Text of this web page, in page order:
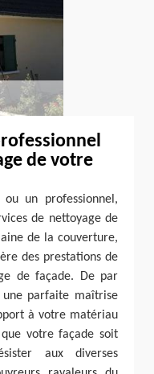
de votre
un professionnel,
de nettoyage de
de la couverture,
des prestations de
de façade. De par
une parfaite maîtrise
à votre matériau
votre façade soit
aux diverses